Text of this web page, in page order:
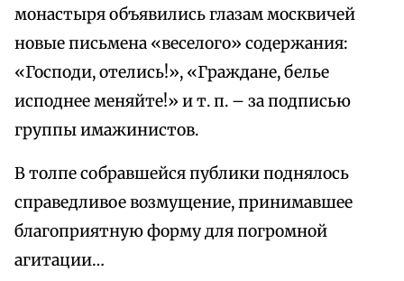
монастыря объявились глазам москвичей
новые письмена «веселого» содержания:
«Господи, отелись!», «Граждане, белье
исподнее меняйте!» и т. п. – за подписью
группы имажинистов.
В толпе собравшейся публики поднялось
справедливое возмущение, принимавшее
благоприятную форму для погромной
агитации…